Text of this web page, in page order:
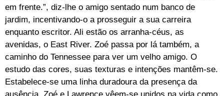
em frente.”, diz-lhe o amigo sentado num banco de
jardim, incentivando-o a prosseguir a sua carreira
enquanto escritor. Ali estão os arranha-céus, as
avenidas, o East River. Zoé passa por lá também, a
caminho do Tennessee para ver um velho amigo. O
estudo das cores, suas texturas e intenções mantêm-se.
Estabelece-se uma linha duradoura da presença da